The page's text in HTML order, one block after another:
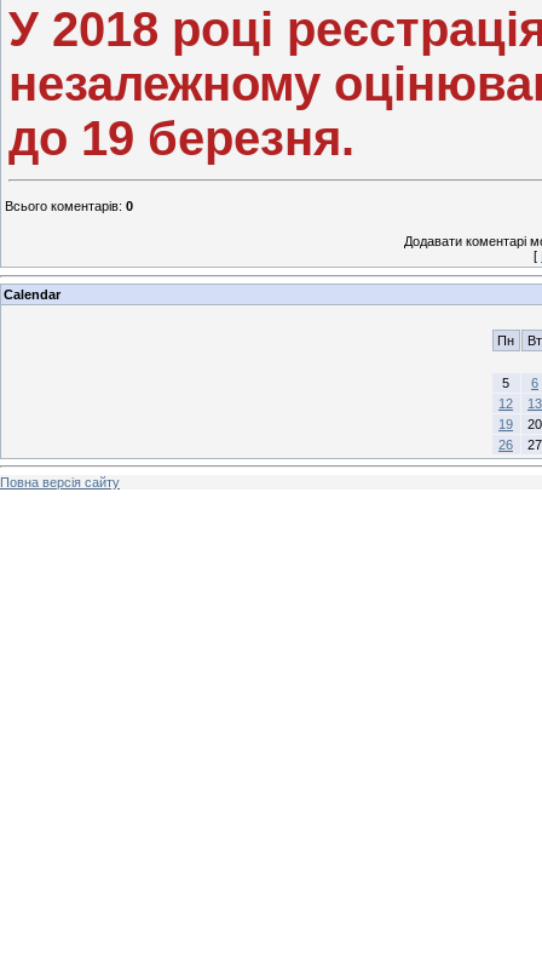
У 2018 році
незалежному
до 19 березня.
Всього коментарів: 0
Додавати коментарі
[
Calendar
Пн Вт
5
6
12
13
19
20
26
27
Повна версія сайту